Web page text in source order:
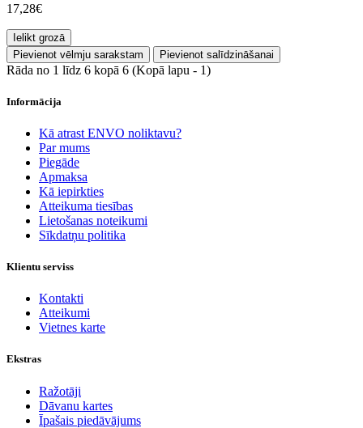
17,28€
Ielikt grozā
Pievienot vēlmju sarakstam
Pievienot salīdzināšanai
Rāda no 1 līdz 6 kopā 6 (Kopā lapu - 1)
Informācija
Kā atrast ENVO noliktavu?
Par mums
Piegāde
Apmaksa
Kā iepirkties
Atteikuma tiesības
Lietošanas noteikumi
Sīkdatņu politika
Klientu serviss
Kontakti
Atteikumi
Vietnes karte
Ekstras
Ražotāji
Dāvanu kartes
Īpašais piedāvājums